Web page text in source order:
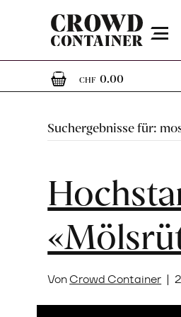
Menu
CHF 0.000 Artikel
Suchergebnisse für:
VonCrowd Container |